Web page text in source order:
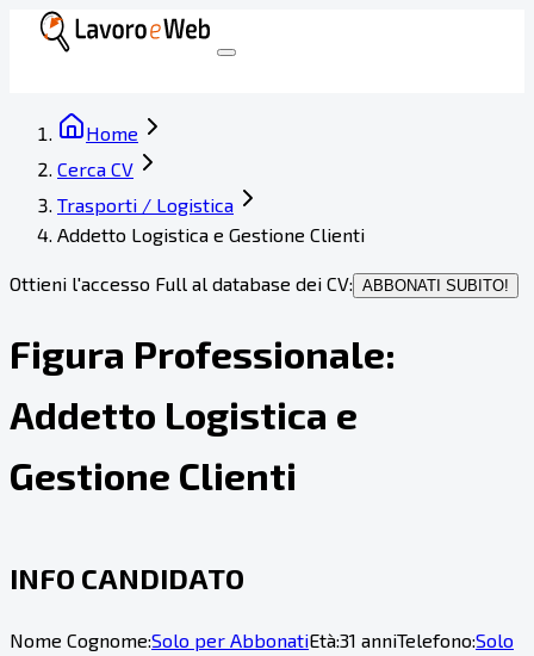
Home
Cerca CV
Trasporti / Logistica
Addetto Logistica e Gestione Clienti
Ottieni l'accesso Full al database dei CV: ABBONATI SUBITO!
Figura Professionale:
Addetto Logistica e
Gestione Clienti
INFO CANDIDATO
Nome Cognome:Solo per AbbonatiEtà:31 anniTelefono:Solo